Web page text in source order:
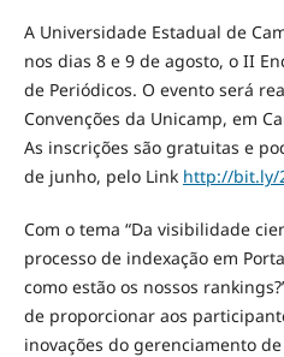
A Universidade Estadual de
nos dias 8 e 9 de agosto, o II
de Periódicos. O evento será
Convenções da Unicamp, em
As inscrições são gratuitas e
de junho, pelo Link http://bit.ly/
Com o tema “Da visibilidade
processo de indexação em
como estão os nossos
de proporcionar aos
inovações do gerenciamento